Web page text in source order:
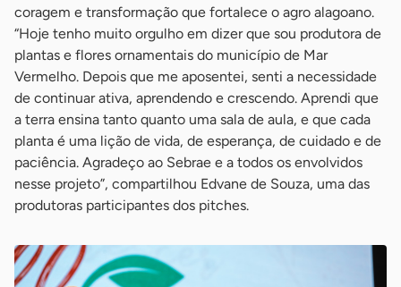
coragem e transformação que fortalece o agro alagoano.
“Hoje tenho muito orgulho em dizer que sou produtora de
plantas e flores ornamentais do município de Mar
Vermelho. Depois que me aposentei, senti a necessidade
de continuar ativa, aprendendo e crescendo. Aprendi que
a terra ensina tanto quanto uma sala de aula, e que cada
planta é uma lição de vida, de esperança, de cuidado e de
paciência. Agradeço ao Sebrae e a todos os envolvidos
nesse projeto”, compartilhou Edvane de Souza, uma das
produtoras participantes dos pitches.